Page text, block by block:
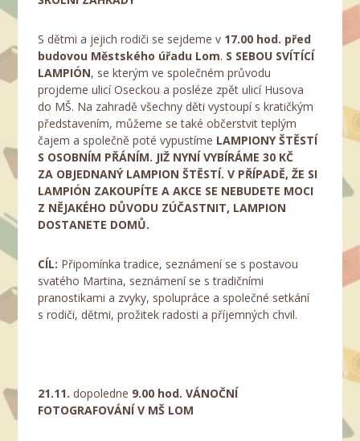
S dětmi a jejich rodiči se sejdeme v 17.00 hod. před
budovou Městského úřadu Lom. S SEBOU SVÍTÍCÍ
LAMPIÓN, se kterým ve společném průvodu
projdeme ulicí Oseckou a posléze zpět ulicí Husova
do MŠ. Na zahradě všechny děti vystoupí s kratičkým
představením, můžeme se také občerstvit teplým
čajem a společně poté vypustíme LAMPIONY ŠTĚSTÍ
S OSOBNÍM PŘÁNÍM. JIŽ NYNÍ VYBÍRÁME 30 KČ
ZA OBJEDNANÝ LAMPION ŠTĚSTÍ. V PŘÍPADĚ, ŽE SI
LAMPIÓN ZAKOUPÍTE A AKCE SE NEBUDETE MOCI
Z NĚJAKÉHO DŮVODU ZÚČASTNIT, LAMPION
DOSTANETE DOMŮ.
CÍL: Připomínka tradice, seznámení se s postavou
svatého Martina, seznámení se s tradičními
pranostikami a zvyky, spolupráce a společné setkání
s rodiči, dětmi, prožitek radosti a příjemných chvil.
21.11. dopoledne 9.00 hod. VÁNOČNÍ
FOTOGRAFOVÁNÍ V MŠ LOM